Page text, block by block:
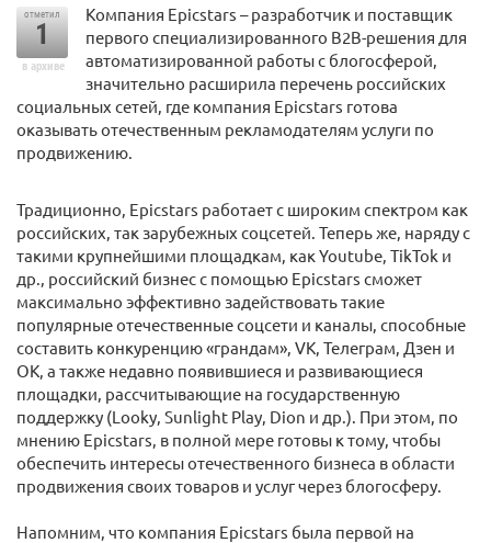
отметил
1
в архиве
Компания Epicstars – разработчик и поставщик
первого специализированного B2B-решения для
автоматизированной работы с блогосферой,
значительно расширила перечень российских
социальных сетей, где компания Epicstars готова
оказывать отечественным рекламодателям услуги по
продвижению.
Традиционно, Epicstars работает с широким спектром как
российских, так зарубежных соцсетей. Теперь же, наряду с
такими крупнейшими площадкам, как Youtube, TikTok и
др., российский бизнес с помощью Epicstars сможет
максимально эффективно задействовать такие
популярные отечественные соцсети и каналы, способные
составить конкуренцию «грандам», VK, Телеграм, Дзен и
OK, а также недавно появившиеся и развивающиеся
площадки, рассчитывающие на государственную
поддержку (Looky, Sunlight Play, Dion и др.). При этом, по
мнению Epicstars, в полной мере готовы к тому, чтобы
обеспечить интересы отечественного бизнеса в области
продвижения своих товаров и услуг через блогосферу.
Напомним, что компания Epicstars была первой на